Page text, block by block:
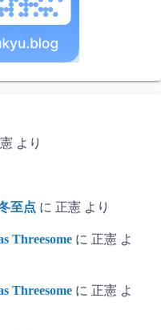
より
至点 に 正憲 より
Threesome に 正憲 よ
Threesome に 正憲 よ